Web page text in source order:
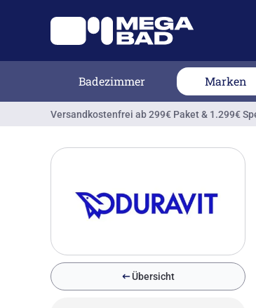
Badezimmer Marken
Versandkostenfrei ab 299€ Paket & 1.299€
Übersicht